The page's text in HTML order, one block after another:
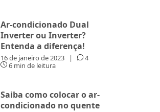
Ar-condicionado Dual
Inverter ou Inverter?
Entenda a diferença!
16 de janeiro de 2023 |
4
6 min de leitura
Saiba como colocar o ar-
condicionado no quente